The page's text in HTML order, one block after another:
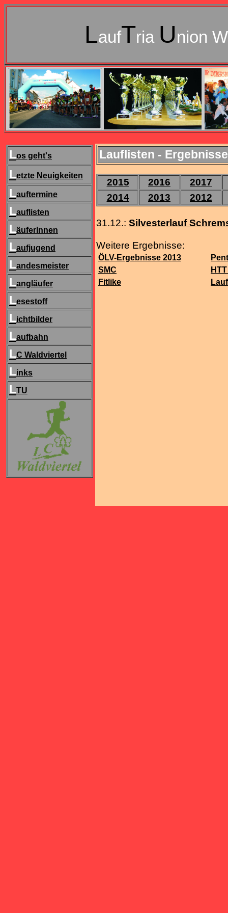
LaufTria Union
Los geht's
Letzte Neuigkeiten
Lauftermine
Lauflisten
LäuferInnen
Laufjugend
Landesmeister
Langläufer
Lesestoff
Lichtbilder
Laufbahn
LC Waldviertel
Links
LTU
Lauflisten -
2015 2016
2017
2014
2013 2012
31.12.: Silvesterlauf
Weitere Ergebnisse:
ÖLV-Ergebnisse 2013
SMC
Fitlike